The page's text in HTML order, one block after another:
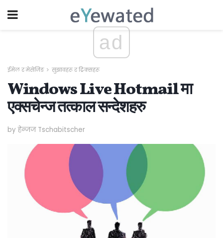
ad
ईमेल र मेसेजिङ सुझावहरू र ट्रिक्सहरू
Windows Live Hotmail मा
एक्सचेन्ज तत्काल सन्देशहरु
by हेन्जज Tschabitscher